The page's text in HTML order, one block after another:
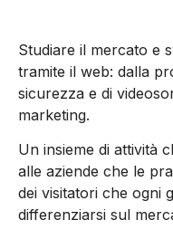
Studiare il mercato e
tramite il web: dalla
sicurezza e di
marketing.
Un insieme di attività
alle aziende che le
dei visitatori che ogni
differenziarsi sul